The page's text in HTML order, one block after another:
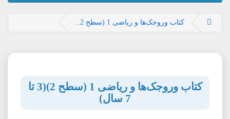
کتاب وروجک‌ها و ریاضی 1 (سطح 2...
کتاب وروجک‌ها و ریاضی 1 (سطح 2)(3 تا
7 سال)